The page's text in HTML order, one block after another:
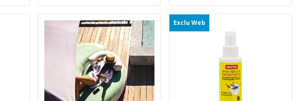
Exclu Web